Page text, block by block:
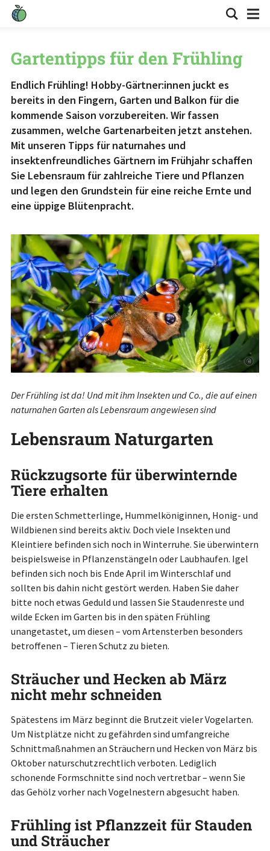
Gartentipps für den Frühling
Endlich Frühling! Hobby-Gärtner:innen juckt es
bereits in den Fingern, Garten und Balkon für die
kommende Saison vorzubereiten. Wir fassen
zusammen, welche Gartenarbeiten jetzt anstehen.
Mit unseren Tipps für naturnahes und
insektenfreundliches Gärtnern im Frühjahr schaffen
Sie Lebensraum für zahlreiche Tiere und Pflanzen
und legen den Grundstein für eine reiche Ernte und
eine üppige Blütenpracht.
©
Der Frühling ist da! Und mit ihm Insekten und Co., die auf einen
naturnahen Garten als Lebensraum angewiesen sind
Lebensraum Naturgarten
Rückzugsorte für überwinternde
Tiere erhalten
Die ersten Schmetterlinge, Hummelköniginnen, Honig- und
Wildbienen sind bereits aktiv. Doch viele Insekten und
Kleintiere befinden sich noch in Winterruhe. Sie überwintern
beispielsweise in Pflanzenstängeln oder Laubhaufen. Igel
befinden sich noch bis Ende April im Winterschlaf und
sollten bis dahin nicht gestört werden. Haben Sie daher
bitte noch etwas Geduld und lassen Sie Staudenreste und
wilde Ecken im Garten bis in den späten Frühling
unangetastet, um diesen – vom Artensterben besonders
betroffenen – Tieren Schutz zu bieten.
Sträucher und Hecken ab März
nicht mehr schneiden
Spätestens im März beginnt die Brutzeit vieler Vogelarten.
Um Nistplätze nicht zu gefährden sind umfangreiche
Schnittmaßnahmen an Sträuchern und Hecken von März bis
Oktober naturschutzrechtlich verboten. Lediglich
schonende Formschnitte sind noch vertretbar – wenn Sie
das Gehölz vorher nach Vogelnestern abgesucht haben.
Frühling ist Pflanzzeit für Stauden
und Sträucher